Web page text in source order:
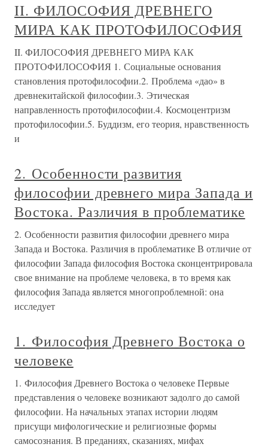
II. ФИЛОСОФИЯ ДРЕВНЕГО
МИРА КАК ПРОТОФИЛОСОФИЯ
II. ФИЛОСОФИЯ ДРЕВНЕГО МИРА КАК
ПРОТОФИЛОСОФИЯ 1. Социальные основания
становления протофилософии.2. Проблема «дао» в
древнекитайской философии.3. Этическая
направленность протофилософии.4. Космоцентризм
протофилософии.5. Буддизм, его теория, нравственность
и
2. Особенности развития
философии древнего мира Запада и
Востока. Различия в проблематике
2. Особенности развития философии древнего мира
Запада и Востока. Различия в проблематике В отличие от
философии Запада философия Востока сконцентрировала
свое внимание на проблеме человека, в то время как
философия Запада является многопроблемной: она
исследует
1. Философия Древнего Востока о
человеке
1. Философия Древнего Востока о человеке Первые
представления о человеке возникают задолго до самой
философии. На начальных этапах истории людям
присущи мифологические и религиозные формы
самосознания. В преданиях, сказаниях, мифах